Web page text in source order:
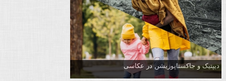
دیپتیک و جاکستا‌پوزیشن در عکاسی